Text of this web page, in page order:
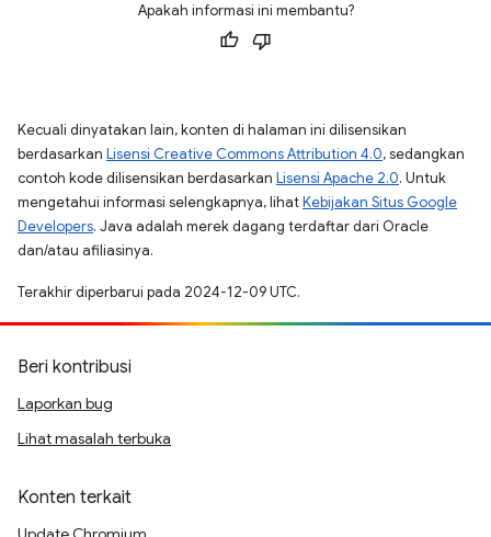
Apakah informasi ini membantu?
Kecuali dinyatakan lain, konten di halaman ini dilisensikan
berdasarkan Lisensi Creative Commons Attribution 4.0, sedangkan
contoh kode dilisensikan berdasarkan Lisensi Apache 2.0. Untuk
mengetahui informasi selengkapnya, lihatKebijakan Situs Google
Developers. Java adalah merek dagang terdaftar dari Oracle
dan/atau afiliasinya.
Terakhir diperbarui pada 2024-12-09 UTC.
Beri kontribusi
Laporkan bug
Lihat masalah terbuka
Konten terkait